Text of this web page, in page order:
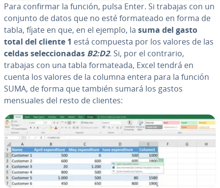
Para confirmar la función, pulsa Enter. Si trabajas con un
conjunto de datos que no esté fo­r­ma­tea­do en forma de
tabla, fíjate en que, en el ejemplo, la suma del gasto
total del cliente 1 está compuesta por los valores de las
celdas se­le­c­cio­na­das B2:D2. Si, por el contrario,
trabajas con una tabla fo­r­ma­tea­da, Excel tendrá en
cuenta los valores de la columna entera para la función
SUMA, de forma que también sumará los gastos
mensuales del resto de clientes: